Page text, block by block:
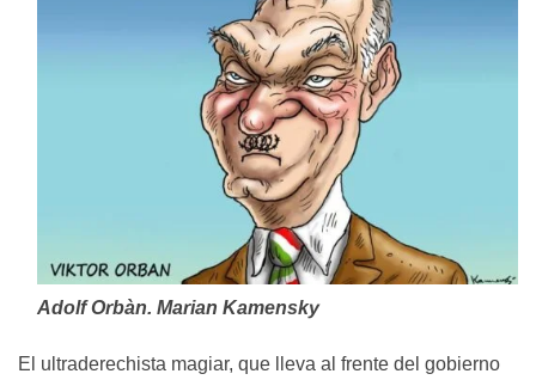
Adolf Orbàn. Marian Kamensky
El ultraderechista magiar, que lleva al frente del gobierno